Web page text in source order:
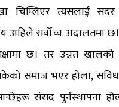
चिम्लिएर त्यसलाई
अहिले सर्वोच्च अदालतमा
छ। तर उन्नत खालको
समाज भएर होला,
संसद पुर्नस्थापना